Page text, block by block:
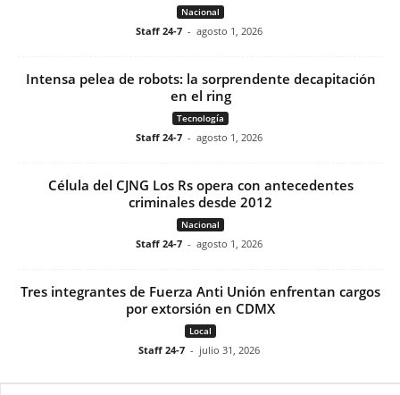
Nacional
Staff 24-7 - agosto 1, 2026
Intensa pelea de robots: la sorprendente decapitación
en el ring
Tecnología
Staff 24-7 - agosto 1, 2026
Célula del CJNG Los Rs opera con antecedentes
criminales desde 2012
Nacional
Staff 24-7 - agosto 1, 2026
Tres integrantes de Fuerza Anti Unión enfrentan cargos
por extorsión en CDMX
Local
Staff 24-7 - julio 31, 2026